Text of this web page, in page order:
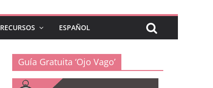
RECURSOS ESPAÑOL
Guía Gratuita ‘Ojo Vago’